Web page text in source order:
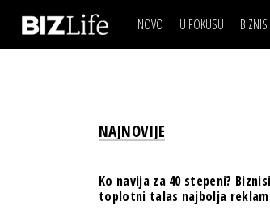
NOVO U FOKUSU BIZNIS
IZJAVA DANA
NAJNOVIJE
Ko navija za 40 stepeni?
toplotni talas najbolja